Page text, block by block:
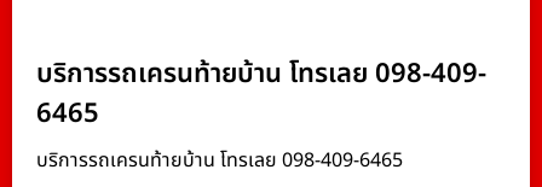
บริการรถเครนท้ายบ้าน โทรเลย 098-409-
6465
บริการรถเครนท้ายบ้าน โทรเลย 098-409-6465